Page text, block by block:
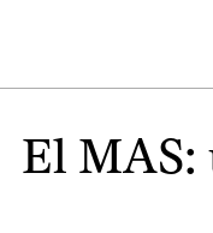
El MAS: